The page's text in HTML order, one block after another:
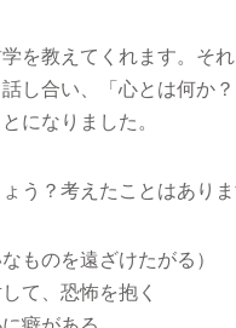
を教えてくれます。そ
し合い、「心とは何か
になりました。
う？考えたことはありま
ものを遠ざけたがる）
て、恐怖を抱く